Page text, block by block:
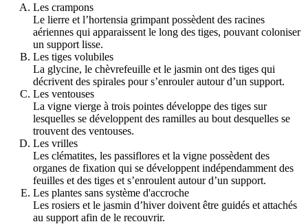
Les crampons
Le lierre et l’hortensia grimpant possèdent des racines
aériennes qui apparaissent le long des tiges, pouvant coloniser
un support lisse.
Les tiges volubiles
La glycine, le chèvrefeuille et le jasmin ont des tiges qui
décrivent des spirales pour s’enrouler autour d’un support.
Les ventouses
La vigne vierge à trois pointes développe des tiges sur
lesquelles se développent des ramilles au bout desquelles se
trouvent des ventouses.
Les vrilles
Les clématites, les passiflores et la vigne possèdent des
organes de fixation qui se développent indépendamment des
feuilles et des tiges et s’enroulent autour d’un support.
Les plantes sans système d'accroche
Les rosiers et le jasmin d’hiver doivent être guidés et attachés
au support afin de le recouvrir.